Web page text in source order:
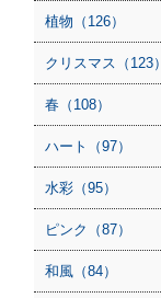
植物（126）
クリスマス（123）
春（108）
ハート（97）
水彩（95）
ピンク（87）
和風（84）